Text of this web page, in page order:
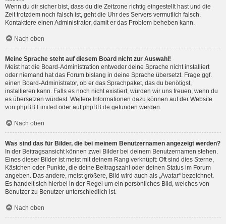
Wenn du dir sicher bist, dass du die Zeitzone richtig eingestellt hast und die
Zeit trotzdem noch falsch ist, geht die Uhr des Servers vermutlich falsch.
Kontaktiere einen Administrator, damit er das Problem beheben kann.
Nach oben
Meine Sprache steht auf diesem Board nicht zur Auswahl!
Meist hat die Board-Administration entweder deine Sprache nicht installiert
oder niemand hat das Forum bislang in deine Sprache übersetzt. Frage ggf.
einen Board-Administrator, ob er das Sprachpaket, das du benötigst,
installieren kann. Falls es noch nicht existiert, würden wir uns freuen, wenn du
es übersetzen würdest. Weitere Informationen dazu können auf der Website
von phpBB Limited oder aufphpBB.de gefunden werden.
Nach oben
Was sind das für Bilder, die bei meinem Benutzernamen angezeigt werden?
In der Beitragsansicht können zwei Bilder bei deinem Benutzernamen stehen.
Eines dieser Bilder ist meist mit deinem Rang verknüpft: Oft sind dies Sterne,
Kästchen oder Punkte, die deine Beitragszahl oder deinen Status im Forum
angeben. Das andere, meist größere, Bild wird auch als „Avatar“ bezeichnet.
Es handelt sich hierbei in der Regel um ein persönliches Bild, welches von
Benutzer zu Benutzer unterschiedlich ist.
Nach oben